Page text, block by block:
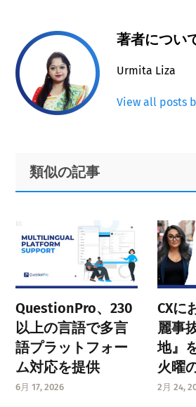
著者につい
Urmita Liza
View all posts
Primary
Sidebar
Footer
類似の記事
QuestionPro、230
以上の言語で多言
語プラットフォー
ム対応を提供
6月 17, 2026
CXに
麗事
地』
火曜
2月 24,